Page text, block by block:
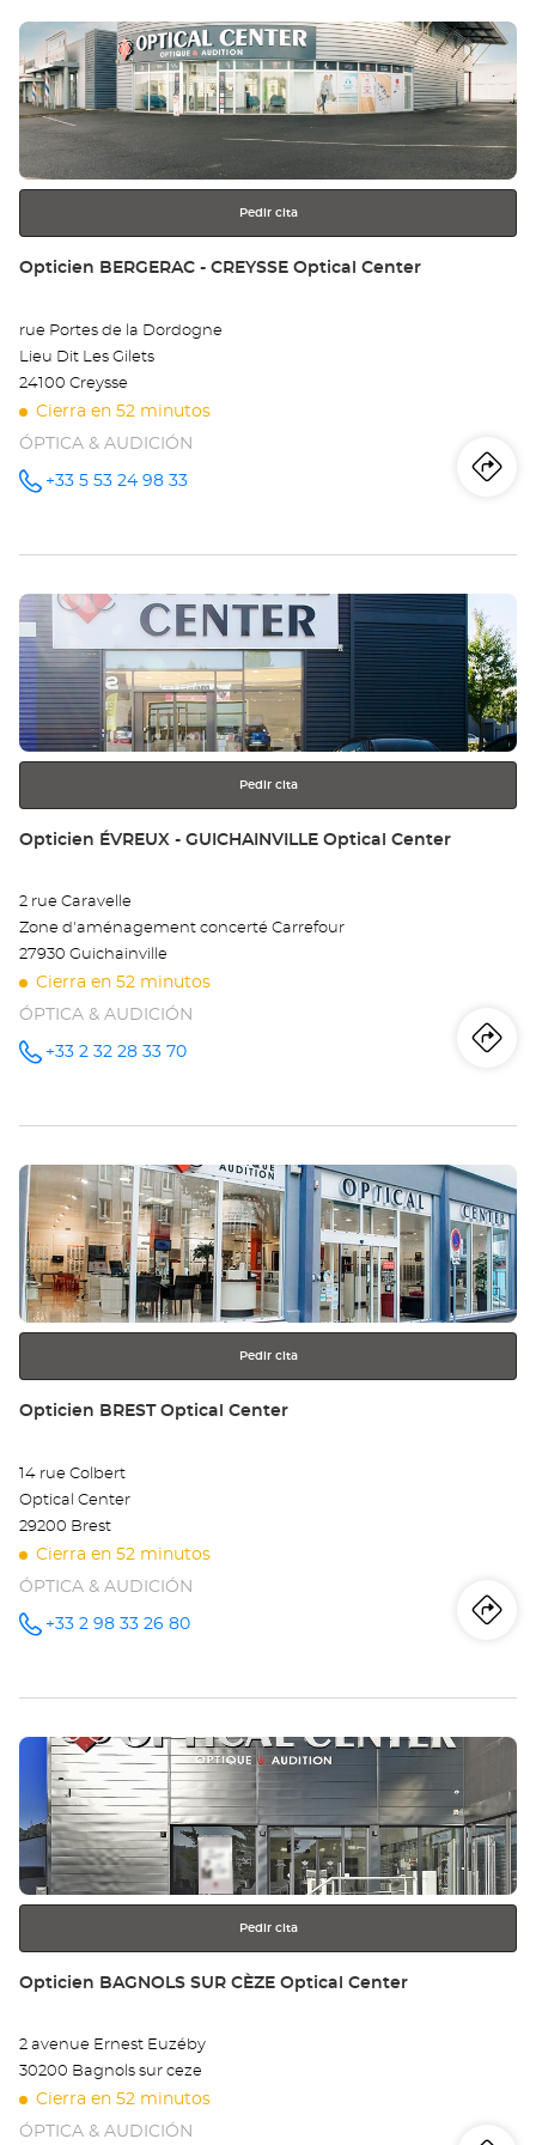
-
Pulse
ENTER
para
obtener
más
información
Pedir cita
Tienda:
Opticien BERGERAC - CREYSSE Optical Center
rue Portes de la Dordogne
Lieu Dit Les Gilets
24100 Creysse
Cierra en 52 minutos
ÓPTICA & AUDICIÓN
número
+33 5 53 24 98 33
a
-
Pulse
ENTER
para
obtener
más
información
Pedir cita
Tienda:
Opticien ÉVREUX - GUICHAINVILLE Optical Center
2 rue Caravelle
Zone d'aménagement concerté Carrefour
27930 Guichainville
Cierra en 52 minutos
ÓPTICA & AUDICIÓN
número
+33 2 32 28 33 70
a
-
Pulse
ENTER
para
obtener
más
información
Pedir cita
Tienda:
Opticien BREST Optical Center
14 rue Colbert
Optical Center
29200 Brest
Cierra en 52 minutos
ÓPTICA & AUDICIÓN
número
+33 2 98 33 26 80
a
Pulse
ENTER
para
obtener
más
información
Pedir cita
Tienda:
Opticien BAGNOLS SUR CÈZE Optical Center
2 avenue Ernest Euzéby
30200 Bagnols sur ceze
Cierra en 52 minutos
ÓPTICA & AUDICIÓN